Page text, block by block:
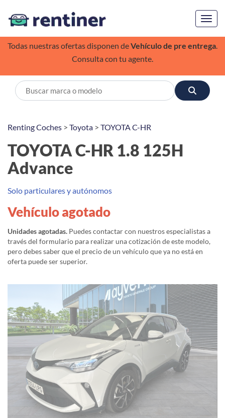
Todas nuestras ofertas disponen deVehículo de pre entrega.
Consulta con tu agente.
Renting Coches > Toyota > TOYOTA C-HR
TOYOTA C-HR 1.8 125H
Advance
Solo particulares y autónomos
Vehículo agotado
Unidades agotadas. Puedes contactar con nuestros especialistas a
través del formulario para realizar una cotización de este modelo,
pero debes saber que el precio de un vehículo que ya no está en
oferta puede ser superior.